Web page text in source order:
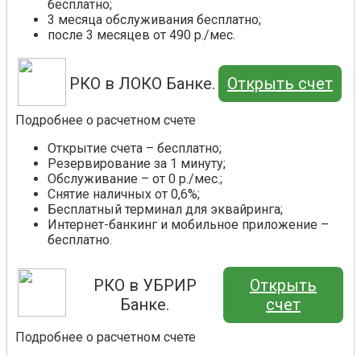
бесплатно;
3 месяца обслуживания бесплатно;
после 3 месяцев от 490 р./мес.
РКО в ЛОКО Банке. Открыть счет
Подробнее о расчетном счете
Открытие счета – бесплатно;
Резервирование за 1 минуту;
Обслуживание – от 0 р./мес.;
Снятие наличных от 0,6%;
Бесплатный терминал для эквайринга;
Интернет-банкинг и мобильное приложение –
бесплатно.
РКО в УБРИР
Банке.
Открыть
счет
Подробнее о расчетном счете